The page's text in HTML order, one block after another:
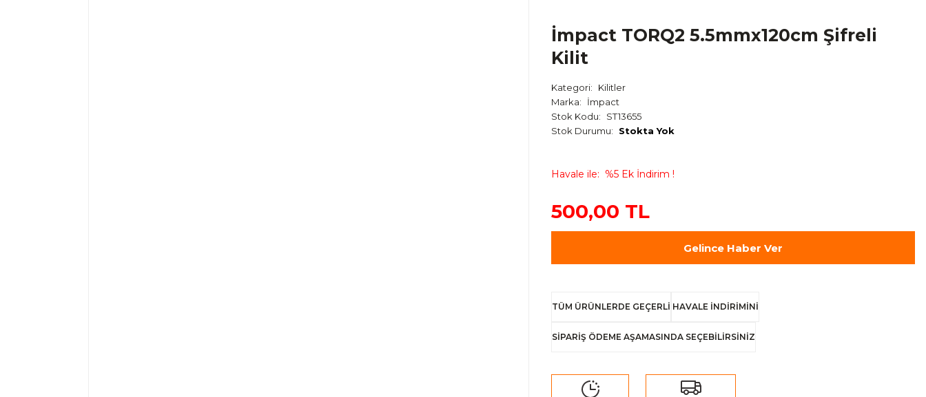
İmpact TORQ2 5.5mmx120cm Şifreli
Kilit
Kategori
Kilitler
Marka
İmpact
Stok Kodu
ST13655
Stok Durumu
Stokta Yok
Havale ile %5 Ek İndirim !
500,00 TL
Gelince Haber Ver
TÜM ÜRÜNLERDE GEÇERLİ HAVALE İNDİRİMİNİ
SİPARİŞ ÖDEME AŞAMASINDA SEÇEBİLİRSİNİZ